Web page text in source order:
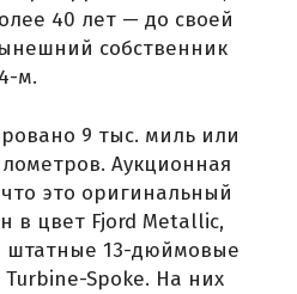
40 лет — до своей
собственник
м.
9 тыс. миль или
Аукционная
это оригинальный
в цвет Fjord Metallic,
штатные 13-дюймовые
Spoke. На них